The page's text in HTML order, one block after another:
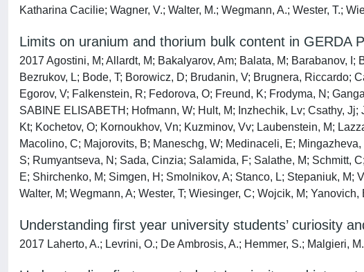
Katharina Cacilie; Wagner, V.; Walter, M.; Wegmann, A.; Wester, T.;
Limits on uranium and thorium bulk content in GERDA
2017 Agostini, M; Allardt, M; Bakalyarov, Am; Balata, M; Barabanov,
Bezrukov, L; Bode, T; Borowicz, D; Brudanin, V; Brugnera, Riccardo;
Egorov, V; Falkenstein, R; Fedorova, O; Freund, K; Frodyma, N;
SABINE ELISABETH; Hofmann, W; Hult, M; Inzhechik, Lv; Csathy,
Kt; Kochetov, O; Kornoukhov, Vn; Kuzminov, Vv; Laubenstein, M;
Macolino, C; Majorovits, B; Maneschg, W; Medinaceli, E;
S; Rumyantseva, N; Sada, Cinzia; Salamida, F; Salathe, M; Schmitt,
E; Shirchenko, M; Simgen, H; Smolnikov, A; Stanco, L; Stepaniuk,
Walter, M; Wegmann, A; Wester, T; Wiesinger, C; Wojcik, M;
Understanding first year university students’ curiosity
2017 Laherto, A.; Levrini, O.; De Ambrosis, A.; Hemmer, S.; Malgieri,